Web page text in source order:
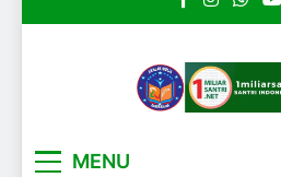
MENU